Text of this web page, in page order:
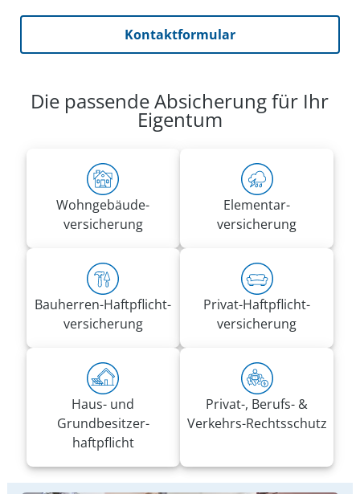
Kontaktformular
Die passende Absicherung für Ihr
Eigentum
Wohn­gebäude­
versicherung
Elementar­
versicherung
Bauherren-Haft­pflicht­
versicherung
Privat-Haft­pflicht­
versicherung
Haus- und
Grundbesitzer­
haftpflicht
Privat-, Berufs- &
Verkehrs-Rechtsschutz